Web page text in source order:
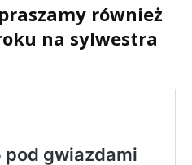
również
na sylwestra